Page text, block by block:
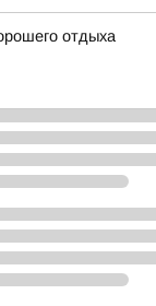
отдыха